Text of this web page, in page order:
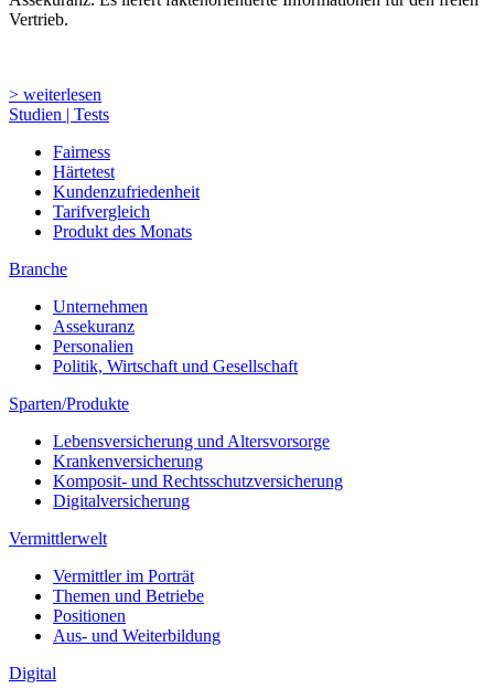
Vertrieb.
> weiterlesen
Studien | Tests
Fairness
Härtetest
Kundenzufriedenheit
Tarifvergleich
Produkt des Monats
Branche
Unternehmen
Assekuranz
Personalien
Politik, Wirtschaft und Gesellschaft
Sparten/Produkte
Lebensversicherung und Altersvorsorge
Krankenversicherung
Komposit- und Rechtsschutzversicherung
Digitalversicherung
Vermittlerwelt
Vermittler im Porträt
Themen und Betriebe
Positionen
Aus- und Weiterbildung
Digital